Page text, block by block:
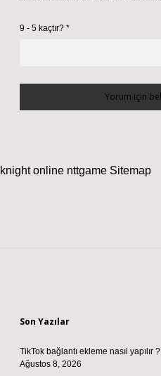
9 - 5 kaçtır? *
knight online nttgame Sitemap
Son Yazılar
TikTok bağlantı ekleme nasıl yapılır ?
Ağustos 8, 2026